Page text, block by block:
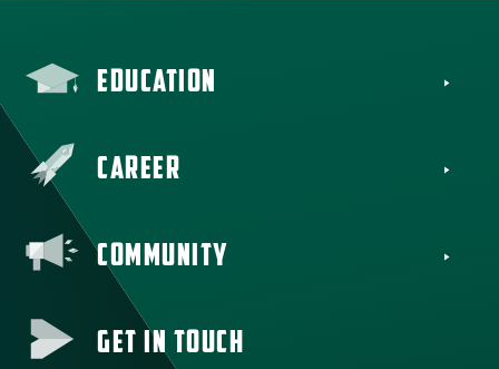
EDUCATION
CAREER
COMMUNITY
GET IN TOUCH